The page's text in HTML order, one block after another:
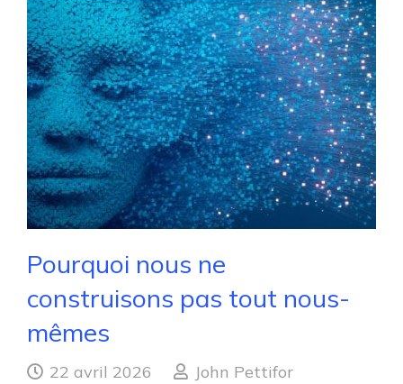
Pourquoi nous ne
construisons pas tout nous-
mêmes
22 avril 2026
John Pettifor